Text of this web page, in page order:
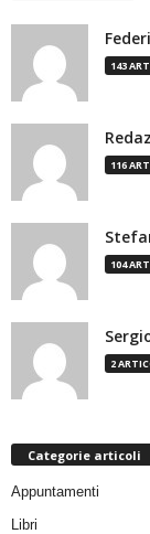
143
116
104
2
Categorie articoli
Appuntamenti
Libri